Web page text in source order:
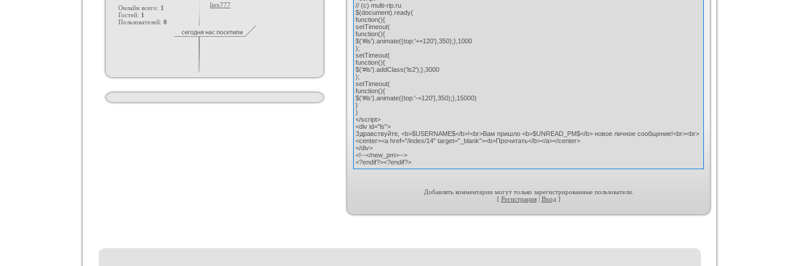
// (с) multi-rip.ru
$(document).ready(
function(){
setTimeout(
function(){
$('#ls').animate({top:'+=120'},350);},1000
);
setTimeout(
function(){
$('#ls').addClass('ls2');},3000
);
setTimeout(
function(){
$('#ls').animate({top:'-=120'},350);},15000)
}
)
</script>
<div id="ls">
Здравствуйте, <b>$USERNAME$</b>!<br>Вам пришло <b>$UNREAD_PM$</b> новое личное сообщение!<br><br>
<center><a href="/index/14" target="_blank"><b>Прочитать</b></a></center>
</div>
<!--</new_pm>-->
<?endif?><?endif?>
Добавлять комментарии могут только зарегистрированные пользователи.
[ Регистрация| Вход ]
Онлайн всего: 1
Гостей: 1
Пользователей: 0
liex777